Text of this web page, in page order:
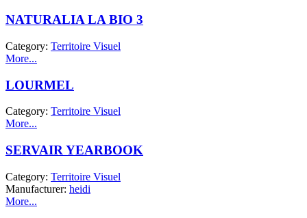
NATURALIA LA BIO 3
Category: Territoire Visuel
More...
LOURMEL
Category: Territoire Visuel
More...
SERVAIR YEARBOOK
Category: Territoire Visuel
Manufacturer: heidi
More...